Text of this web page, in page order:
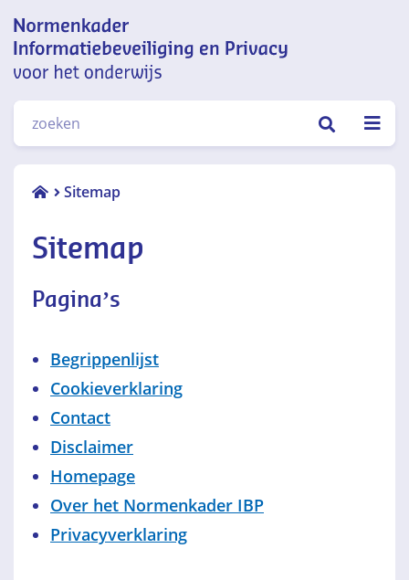
en privacy voor het onderwijs
ZOEKEN
Sitemap
Sitemap
Pagina’s
Begrippenlijst
Cookieverklaring
Contact
Disclaimer
Homepage
Over het Normenkader IBP
Privacyverklaring